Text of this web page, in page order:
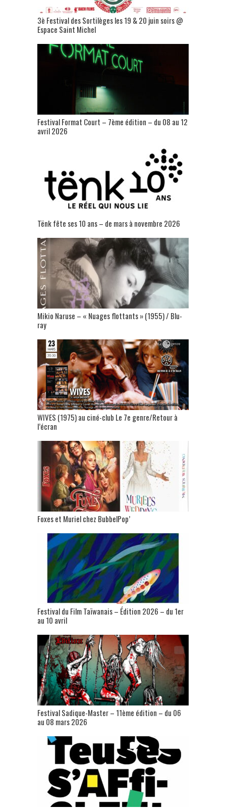
3è Festival des Sortilèges les 19 & 20 juin soirs @
Espace Saint Michel
Festival Format Court – 7ème édition – du 08 au 12
avril 2026
Tënk fête ses 10 ans – de mars à novembre 2026
Mikio Naruse – « Nuages flottants » (1955) / Blu-
ray
WIVES (1975) au ciné-club Le 7e genre/Retour à
l’écran
Foxes et Muriel chez BubbelPop’
Festival du Film Taïwanais – Édition 2026 – du 1er
au 10 avril
Festival Sadique-Master – 11ème édition – du 06
au 08 mars 2026